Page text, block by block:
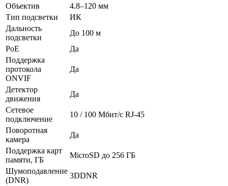
Объектив
4.8–120 мм
Тип подсветки
ИК
Дальность
подсветки
До 100 м
PoE
Да
Поддержка
протокола
ONVIF
Да
Детектор
движения
Да
Сетевое
подключение
10 / 100 Mбит/с RJ-45
Поворотная
камера
Да
Поддержка карт
памяти, ГБ
MicroSD до 256 ГБ
Шумоподавление
(DNR)
3DDNR